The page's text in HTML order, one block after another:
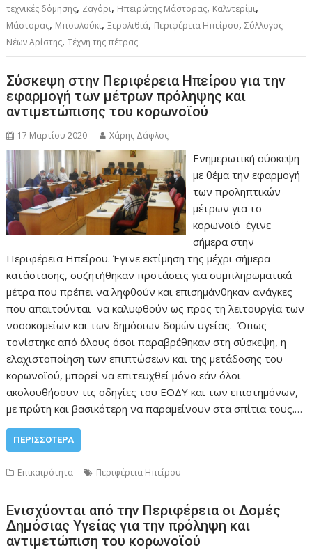
τεχνικές δόμησης, Ζαγόρι, Ηπειρώτης Μάστορας, Καλντερίμι,
Μάστορας, Μπουλούκι,Ξερολιθιά, Περιφέρεια Ηπείρου,Σύλλογος
Νέων Αρίστης,Τέχνη της πέτρας
Σύσκεψη στην Περιφέρεια Ηπείρου για την
εφαρμογή των μέτρων πρόληψης και
αντιμετώπισης του κορωνοϊού
17 Μαρτίου 2020 Χάρης Δάφλος
Ενημερωτική σύσκεψη
με θέμα την εφαρμογή
των προληπτικών
μέτρων για το
κορωνοϊό έγινε
σήμερα στην
Περιφέρεια Ηπείρου. Έγινε εκτίμηση της μέχρι σήμερα
κατάστασης, συζητήθηκαν προτάσεις για συμπληρωματικά
μέτρα που πρέπει να ληφθούν και επισημάνθηκαν ανάγκες
που απαιτούνται να καλυφθούν ως προς τη λειτουργία των
νοσοκομείων και των δημόσιων δομών υγείας. Όπως
τονίστηκε από όλους όσοι παραβρέθηκαν στη σύσκεψη, η
ελαχιστοποίηση των επιπτώσεων και της μετάδοσης του
κορωνοϊού, μπορεί να επιτευχθεί μόνο εάν όλοι
ακολουθήσουν τις οδηγίες του ΕΟΔΥ και των επιστημόνων,
με πρώτη και βασικότερη να παραμείνουν στα σπίτια τους.…
ΠΕΡΙΣΣΌΤΕΡΑ
Επικαιρότητα Περιφέρεια Ηπείρου
Ενισχύονται από την Περιφέρεια οι Δομές
Δημόσιας Υγείας για την πρόληψη και
αντιμετώπιση του κορωνοϊού